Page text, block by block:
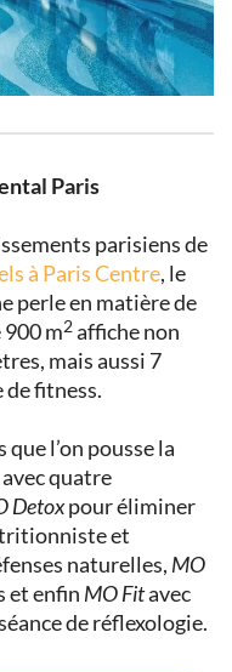
Paris
parisiens de
à Paris Centre, le
perle en matière de
m2affiche non
mais aussi 7
de fitness.
l’on pousse la
quatre
Detoxpour éliminer
et
naturelles, MO
et enfin MO Fitavec
de réflexologie.